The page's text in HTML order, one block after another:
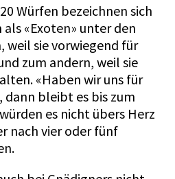
Würfen bezeichnen sich
«Exoten» unter den
weil sie vorwiegend für
zum andern, weil sie
«Haben wir uns für
dann bleibt es bis zum
es nicht übers Herz
nach vier oder fünf